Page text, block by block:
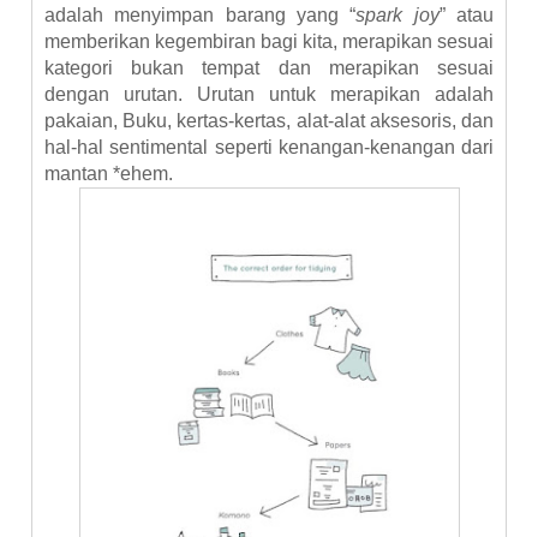
adalah menyimpan barang yang “spark joy” atau
memberikan kegembiran bagi kita, merapikan sesuai
kategori bukan tempat dan merapikan sesuai
dengan urutan. Urutan untuk merapikan adalah
pakaian, Buku, kertas-kertas, alat-alat aksesoris, dan
hal-hal sentimental seperti kenangan-kenangan dari
mantan *ehem.